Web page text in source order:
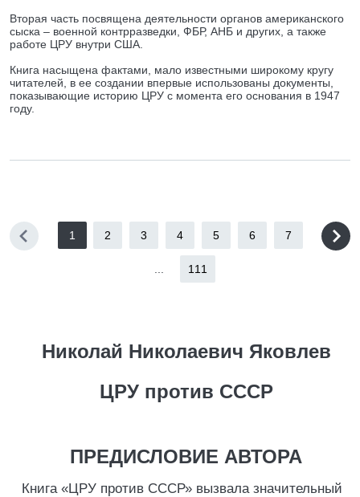
Вторая часть посвящена деятельности органов американского
сыска – военной контрразведки, ФБР, АНБ и других, а также
работе ЦРУ внутри США.
Книга насыщена фактами, мало известными широкому кругу
читателей, в ее создании впервые использованы документы,
показывающие историю ЦРУ с момента его основания в 1947
году.
1 2 3 4 5 6 7
111
Николай Николаевич Яковлев
ЦРУ против СССР
ПРЕДИСЛОВИЕ АВТОРА
Книга «ЦРУ против СССР» вызвала значительный